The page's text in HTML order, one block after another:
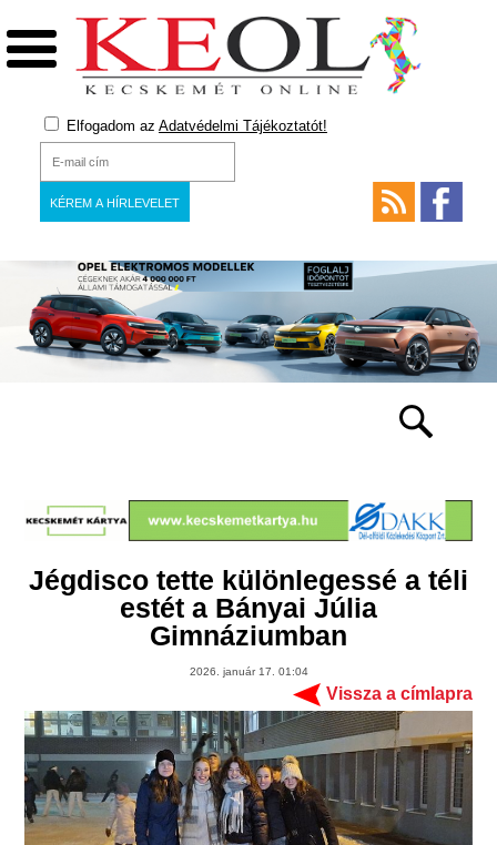
Elfogadom az Adatvédelmi Tájékoztatót!
Jégdisco tette különlegessé a téli
estét a Bányai Júlia
Gimnáziumban
2026. január 17. 01:04
Vissza a címlapra